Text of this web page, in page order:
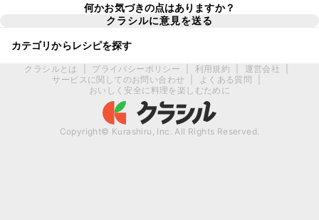
何かお気づきの点はありますか？
クラシルに意見を送る
カテゴリからレシピを探す
クラシルとは プライバシーポリシー 利用規約 運営会社
サービスに関してのお問い合わせ
よくある質問
おいしく安全に料理を楽しむために
Copyright© Kurashiru, Inc. All Rights Reserved.